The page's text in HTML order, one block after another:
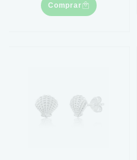
Comprar